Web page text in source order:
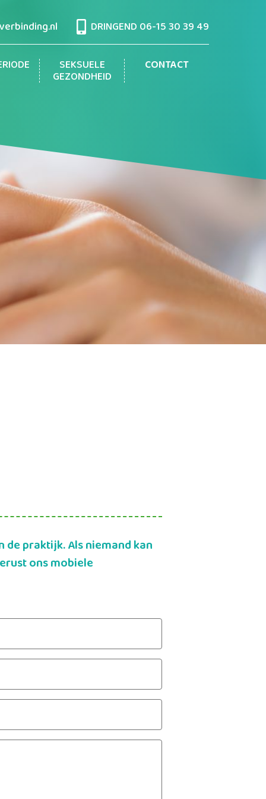
DRINGEND 06-15 30 39 49
SEKSUELE
GEZONDHEID
CONTACT
praktijk. Als niemand kan
ons mobiele